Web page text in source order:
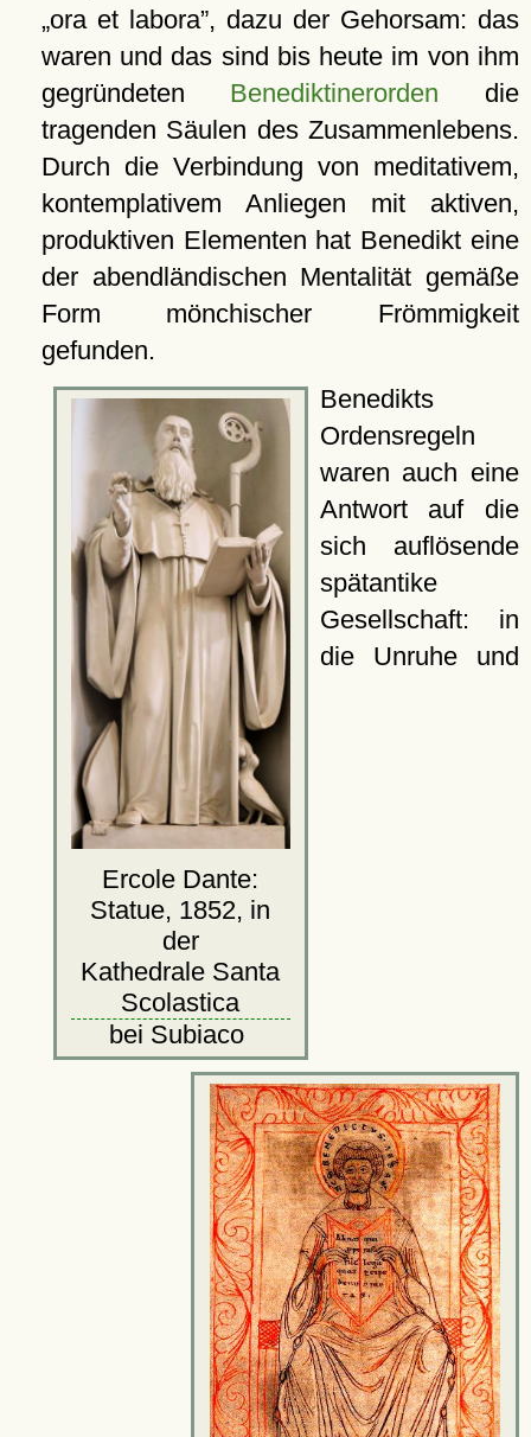
ora et labora , dazu der Gehorsam: das
waren und das sind bis heute im von ihm
gegründeten Benediktinerorden die
tragenden Säulen des Zusammenlebens.
Durch die Verbindung von meditativem,
kontemplativem Anliegen mit aktiven,
produktiven Elementen hat Benedikt eine
der abendländischen Mentalität gemäße
Form mönchischer Frömmigkeit
gefunden.
Ercole Dante:
Statue, 1852, in
der
Kathedrale Santa
Scolastica
bei Subiaco
Benedikts
Ordensregeln
waren auch eine
Antwort auf die
sich auflösende
spätantike
Gesellschaft: in
die Unruhe und